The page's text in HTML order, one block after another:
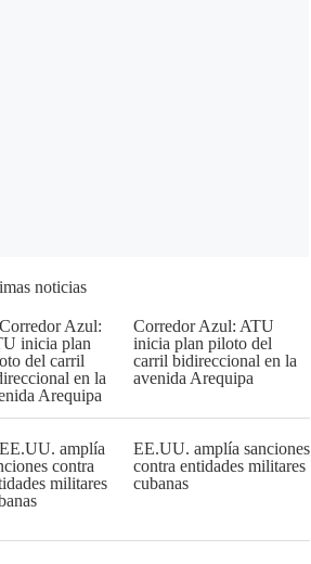
noticias
Corredor Azul: ATU
inicia plan piloto del
carril bidireccional en la
avenida Arequipa
EE.UU. amplía sanciones
contra entidades militares
cubanas